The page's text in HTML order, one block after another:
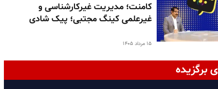
کامنت؛ مدیریت غیرکارشناسی و
غیرعلمی کینگ مجتبی؛ پیک شادی
۱۵ مرداد ۱۴۰۵
برگزیده